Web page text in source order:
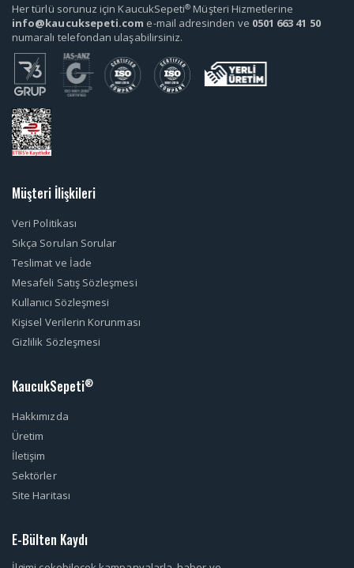
Her türlü sorunuz için KaucukSepeti® Müşteri Hizmetlerine
info@kaucuksepeti.com e-mail adresinden ve 0501 663 41 50
numaralı telefondan ulaşabilirsiniz.
Müşteri İlişkileri
Veri Politikası
Sıkça Sorulan Sorular
Teslimat ve İade
Mesafeli Satış Sözleşmesi
Kullanıcı Sözleşmesi
Kişisel Verilerin Korunması
Gizlilik Sözleşmesi
KaucukSepeti®
Hakkımızda
Üretim
İletişim
Sektörler
Site Haritası
E-Bülten Kaydı